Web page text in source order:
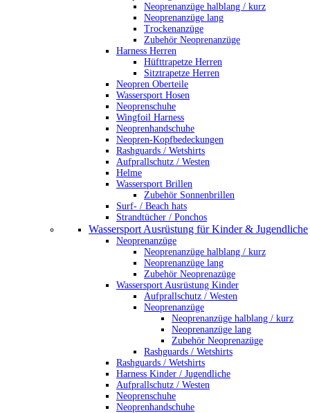
Neoprenanzüge halblang / kurz
Neoprenanzüge lang
Trockenanzüge
Zubehör Neoprenanzüge
Harness Herren
Hüfttrapetze Herren
Sitztrapetze Herren
Neopren Oberteile
Wassersport Hosen
Neoprenschuhe
Wingfoil Harness
Neoprenhandschuhe
Neopren-Kopfbedeckungen
Rashguards / Wetshirts
Aufprallschutz / Westen
Helme
Wassersport Brillen
Zubehör Sonnenbrillen
Surf- / Beach hats
Strandtücher / Ponchos
Wassersport Ausrüstung für Kinder & Jugendliche
Neoprenanzüge
Neoprenanzüge halblang / kurz
Neoprenanzüge lang
Zubehör Neoprenazüge
Wassersport Ausrüstung Kinder
Aufprallschutz / Westen
Neoprenanzüge
Neoprenanzüge halblang / kurz
Neoprenanzüge lang
Zubehör Neoprenazüge
Rashguards / Wetshirts
Rashguards / Wetshirts
Harness Kinder / Jugendliche
Aufprallschutz / Westen
Neoprenschuhe
Neoprenhandschuhe